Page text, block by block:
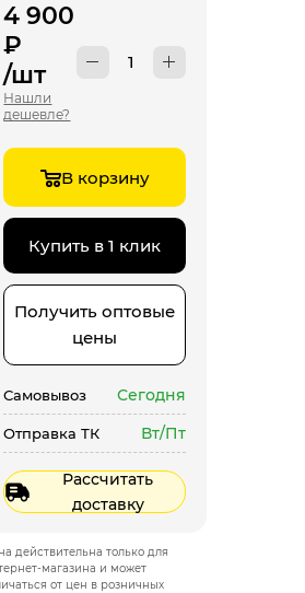
4 900
₽
/шт
Нашли
дешевле?
В корзину
Купить в 1 клик
Получить оптовые
цены
Самовывоз Сегодня
Отправка ТК Вт/Пт
Рассчитать
доставку
действительна только для
магазина и может
от цен в розничных